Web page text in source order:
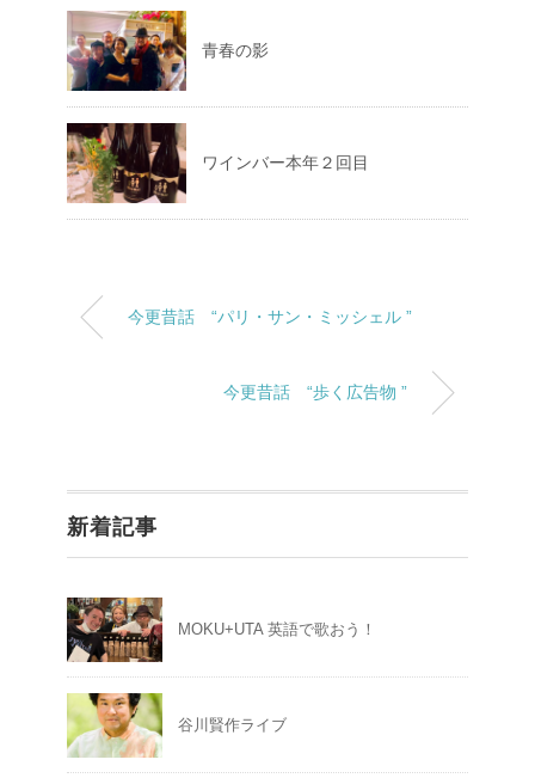
青春の影
ワインバー本年２回目
今更昔話 “パリ・サン・ミッシェル ”
今更昔話 “歩く広告物 ”
新着記事
MOKU+UTA 英語で歌おう！
谷川賢作ライブ